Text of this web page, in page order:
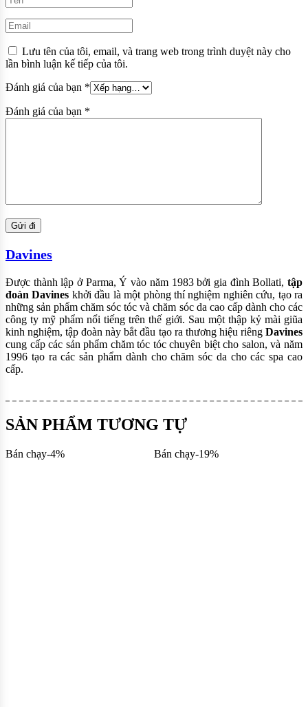
Lưu tên của tôi, email, và trang web trong trình duyệt này cho
lần bình luận kế tiếp của tôi.
Đánh giá của bạn *
Đánh giá của bạn *
Davines
Được thành lập ở Parma, Ý vào năm 1983 bởi gia đình Bollati, tập
đoàn Davines khởi đầu là một phòng thí nghiệm nghiên cứu, tạo ra
những sản phẩm chăm sóc tóc và chăm sóc da cao cấp dành cho các
công ty mỹ phẩm nổi tiếng trên thế giới. Sau một thập kỷ mài giũa
kinh nghiệm, tập đoàn này bắt đầu tạo ra thương hiệu riêng Davines
cung cấp các sản phẩm chăm tóc tóc chuyên biệt cho salon, và năm
1996 tạo ra các sản phẩm dành cho chăm sóc da cho các spa cao
cấp.
SẢN PHẨM TƯƠNG TỰ
Bán chạy-4% Bán chạy-19%